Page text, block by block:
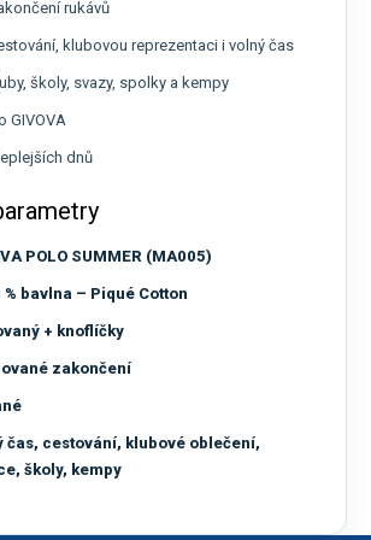
rukávů
klubovou reprezentaci i volný čas
školy, svazy, spolky a kempy
GIVOVA
dnů
POLO SUMMER (MA005)
% bavlna – Piqué Cotton
+ knoflíčky
zakončení
čas, cestování, klubové oblečení,
školy, kempy